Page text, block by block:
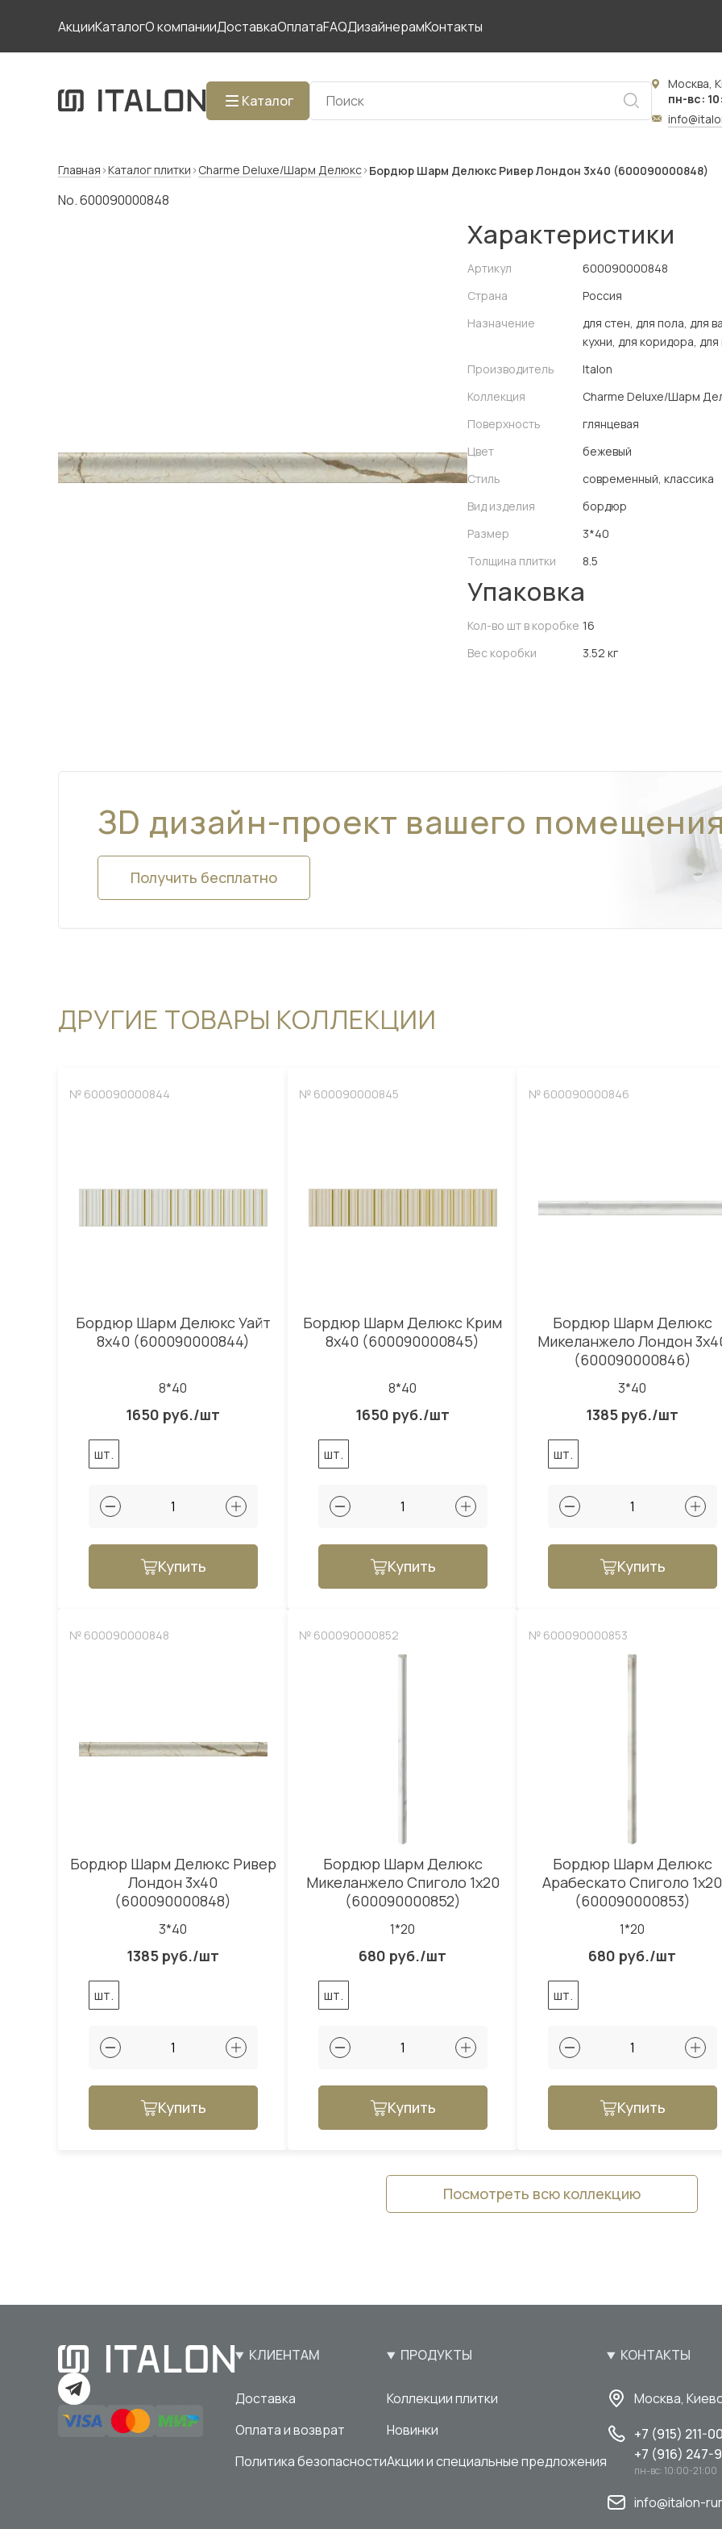
АкцииКаталогО компанииДоставкаОплатаFAQДизайнерамКонтакты
Каталог
Москва,
пн-вс:
Главная Каталог плитки Charme Deluxe/Шарм Делюкс Бордюр Шарм Делюкс Ривер Лондон 3x40 (600090000848)
No. 600090000848
Характеристики
Артикул
600090000848
Страна
Россия
Назначение
для стен, для пола, для
кухни, для коридора, для
Производитель
Italon
Коллекция
Charme Deluxe/Шарм
Поверхность
глянцевая
Цвет
бежевый
Стиль
современный, классика
Вид изделия
бордюр
Размер
3*40
Толщина плитки
8.5
Упаковка
Кол-во шт в коробке 16
Вес коробки
3.52 кг
ЗD дизайн-проект вашего
Получить бесплатно
ДРУГИЕ ТОВАРЫ КОЛЛЕКЦИИ
№ 600090000844
Бордюр Шарм Делюкс Уайт
8x40 (600090000844)
8*40
1650 руб./шт
шт.
Купить
№ 600090000845
Бордюр Шарм Делюкс Крим
8x40 (600090000845)
8*40
1650 руб./шт
шт.
Купить
№ 600090000846
Бордюр Шарм Делюкс
Микеланжело Лондон
(600090000846)
3*40
1385 руб./шт
шт.
Купить
№ 600090000848
Бордюр Шарм Делюкс Ривер
Лондон 3x40
(600090000848)
3*40
1385 руб./шт
шт.
Купить
№ 600090000852
Бордюр Шарм Делюкс
Микеланжело Спиголо 1x20
(600090000852)
1*20
680 руб./шт
шт.
Купить
№ 600090000853
Бордюр Шарм Делюкс
Арабескато Спиголо 1x20
(600090000853)
1*20
680 руб./шт
шт.
Купить
Посмотреть всю коллекцию
КЛИЕНТАМ
Доставка
Оплата и возврат
Политика безопасности
ПРОДУКТЫ
Коллекции плитки
Новинки
Акции и специальные предложения
КОНТАКТЫ
Москва,
+7 (915) 211-
+7 (916) 247-
пн-вс: 10:00-21:00
info@italon-